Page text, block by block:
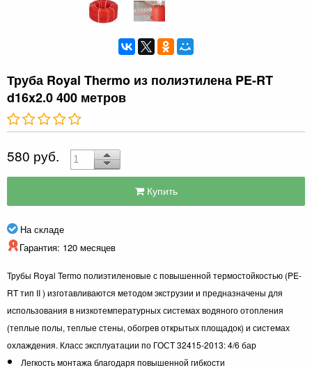
Труба Royal Thermo из полиэтилена PE-RT
d16x2.0 400 метров
580 руб.
Купить
На складе
Гарантия: 120 месяцев
Трубы Royal Termo полиэтиленовые с повышенной термостойкостью (PE-
RT тип II ) изготавливаются методом экструзии и предназначены для
использования в низкотемпературных системах водяного отопления
(теплые полы, теплые стены, обогрев открытых площадок) и системах
охлаждения. Класс эксплуатации по ГОСТ 32415-2013: 4/6 бар
Легкость монтажа благодаря повышенной гибкости